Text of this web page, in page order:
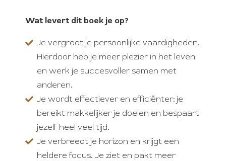
Wat levert dit boek je op?
Je vergroot je persoonlijke vaardigheden.
Hierdoor heb je meer plezier in het leven
en werk je succesvoller samen met
anderen.
Je wordt effectiever en efficiënter: je
bereikt makkelijker je doelen en bespaart
jezelf heel veel tijd.
Je verbreedt je horizon en krijgt een
heldere focus. Je ziet en pakt meer